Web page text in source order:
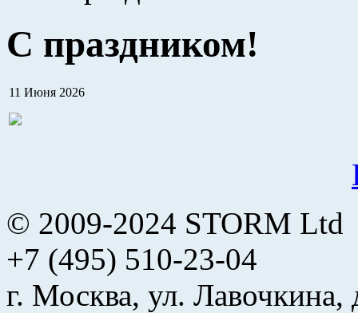
С праздником!
11 Июня 2026
© 2009-2024 STORM Ltd
+7 (495) 510-23-04
г. Москва, ул.